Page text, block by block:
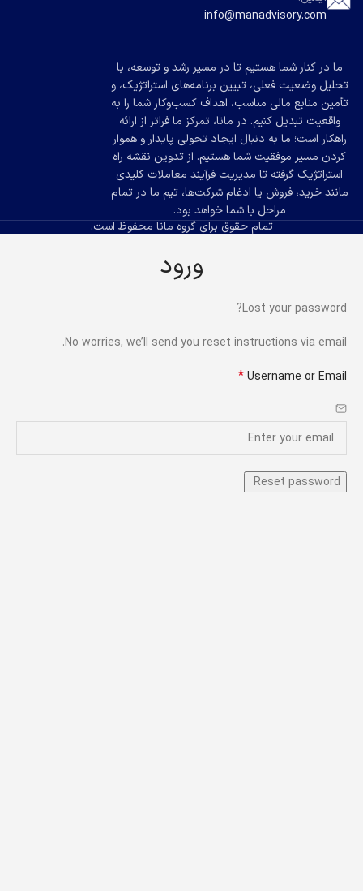
info@manadvisory.com
ما در کنار شما هستیم تا در مسیر رشد و توسعه، با
تحلیل وضعیت فعلی، تبیین برنامه‌های استراتژیک، و
تأمین منابع مالی مناسب، اهداف کسب‌وکار شما را به
واقعیت تبدیل کنیم. در مانا، تمرکز ما فراتر از ارائه
راهکار است؛ ما به دنبال ایجاد تحولی پایدار و هموار
کردن مسیر موفقیت شما هستیم. از تدوین نقشه راه
استراتژیک گرفته تا مدیریت فرآیند معاملات کلیدی
مانند خرید، فروش یا ادغام شرکت‌ها، تیم ما در تمام
مراحل با شما خواهد بود.
تمام حقوق برای گروه مانا محفوظ است.
ورود
Lost your password?
No worries, we’ll send you reset instructions via email.
Username or Email
*